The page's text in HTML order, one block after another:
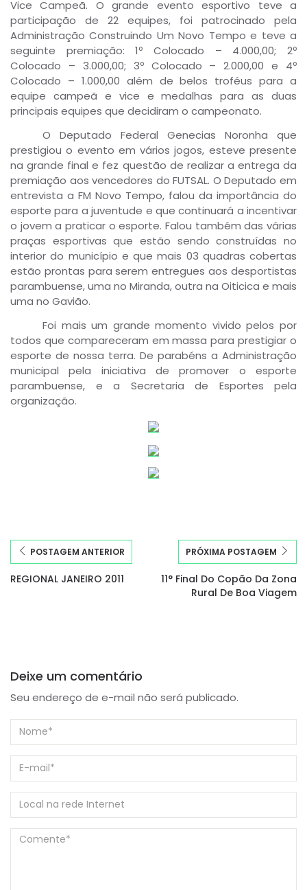
Vice Campeã. O grande evento esportivo teve a
participação de 22 equipes, foi patrocinado pela
Administração Construindo Um Novo Tempo e teve a
seguinte premiação: 1º Colocado – 4.000,00; 2º
Colocado – 3.000,00; 3º Colocado – 2.000,00 e 4º
Colocado – 1.000,00 além de belos troféus para a
equipe campeã e vice e medalhas para as duas
principais equipes que decidiram o campeonato.
O Deputado Federal Genecias Noronha que
prestigiou o evento em vários jogos, esteve presente
na grande final e fez questão de realizar a entrega da
premiação aos vencedores do FUTSAL. O Deputado em
entrevista a FM Novo Tempo, falou da importância do
esporte para a juventude e que continuará a incentivar
o jovem a praticar o esporte. Falou também das várias
praças esportivas que estão sendo construídas no
interior do município e que mais 03 quadras cobertas
estão prontas para serem entregues aos desportistas
parambuense, uma no Miranda, outra na Oiticica e mais
uma no Gavião.
Foi mais um grande momento vivido pelos por
todos que compareceram em massa para prestigiar o
esporte de nossa terra. De parabéns a Administração
municipal pela iniciativa de promover o esporte
parambuense, e a Secretaria de Esportes pela
organização.
POSTAGEM ANTERIOR
REGIONAL JANEIRO 2011
PRÓXIMA POSTAGEM
11° Final Do Copão Da Zona
Rural De Boa Viagem
Deixe um comentário
Seu endereço de e-mail não será publicado.